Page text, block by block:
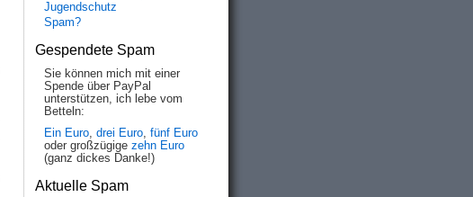
Jugendschutz
Spam?
Gespendete Spam
Sie können mich mit einer
Spende über PayPal
unterstützen, ich lebe vom
Betteln:
Ein Euro, drei Euro, fünf Euro
oder großzügige zehn Euro
(ganz dickes Danke!)
Aktuelle Spam